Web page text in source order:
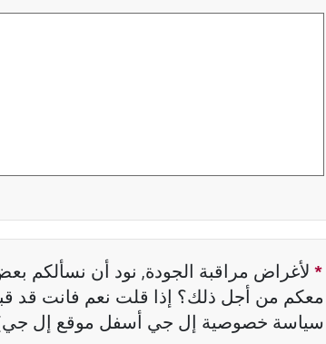
* حقل مطلوب
لأغراض مراقبة الجودة, نود أن نسألكم
معكم من أجل ذلك؟ إذا قلت نعم فانت
سياسة خصوصية إل جي أسفل موقع إل